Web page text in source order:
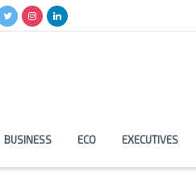
BUSINESS ECO EXECUTIVES